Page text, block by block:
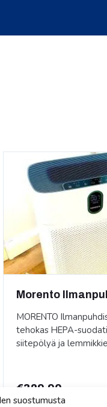
suostumusta
Morento
MORENTO
tehokas HEPA-
siitepölyä ja
€329,90